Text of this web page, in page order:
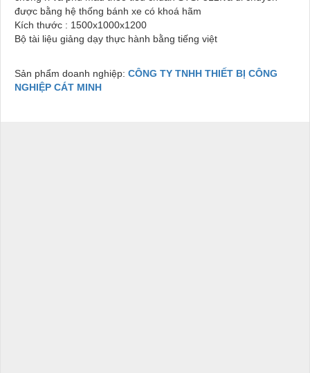
được bằng hệ thống bánh xe có khoá hãm
Kích thước : 1500x1000x1200
Bộ tài liệu giảng dạy thực hành bằng tiếng việt
Sản phẩm doanh nghiệp: CÔNG TY TNHH THIẾT BỊ CÔNG
NGHIỆP CÁT MINH